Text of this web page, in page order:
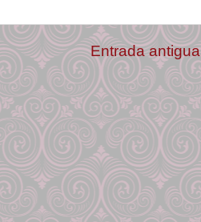
Entrada antigua